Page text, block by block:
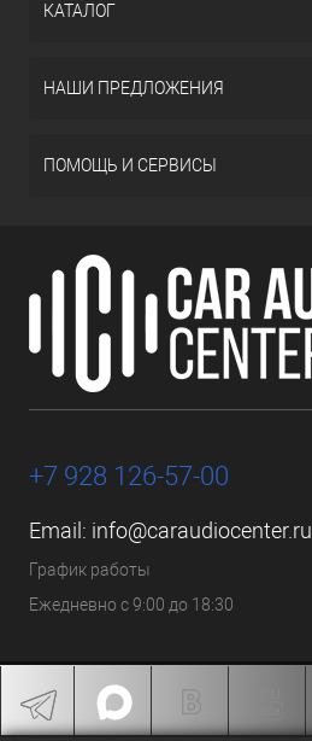
КАТАЛОГ
НАШИ ПРЕДЛОЖЕНИЯ
ПОМОЩЬ И СЕРВИСЫ
+7 928 126-57-00
Email: info@caraudiocenter.ru
График работы
Ежедневно с 9:00 до 18:30